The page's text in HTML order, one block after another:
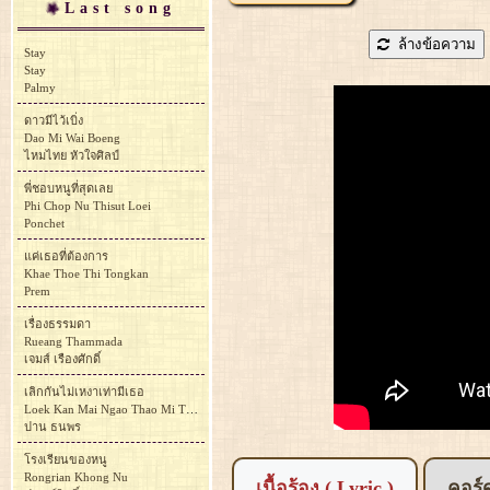
ล้างข้อความ
Last song
Stay
Stay
Palmy
ดาวมีไว้เบิ่ง
Dao Mi Wai Boeng
ไหมไทย หัวใจศิลป์
พี่ชอบหนูที่สุดเลย
Phi Chop Nu Thisut Loei
Ponchet
แค่เธอที่ต้องการ
Khae Thoe Thi Tongkan
Prem
เรื่องธรรมดา
Rueang Thammada
เจมส์ เรืองศักดิ์
เลิกกันไม่เหงาเท่ามีเธอ
Loek Kan Mai Ngao Thao Mi Thoe
ปาน ธนพร
โรงเรียนของหนู
Rongrian Khong Nu